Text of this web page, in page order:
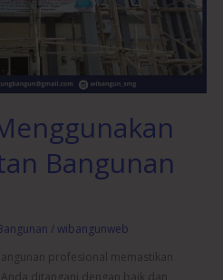
Bangunan
/wibangunweb
profesional memastikan
ditangani dengan baik dan